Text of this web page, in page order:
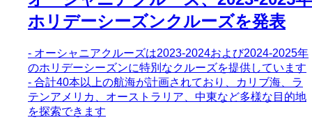
ホリデーシーズンクルーズを発表
- オーシャニアクルーズは2023-2024および2024-2025年
のホリデーシーズンに特別なクルーズを提供しています
- 合計40本以上の航海が計画されており、カリブ海、ラ
テンアメリカ、オーストラリア、中東など多様な目的地
を探索できます